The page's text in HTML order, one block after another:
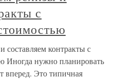
с
контракты с
Иногда нужно планировать
вперед. Это типичная